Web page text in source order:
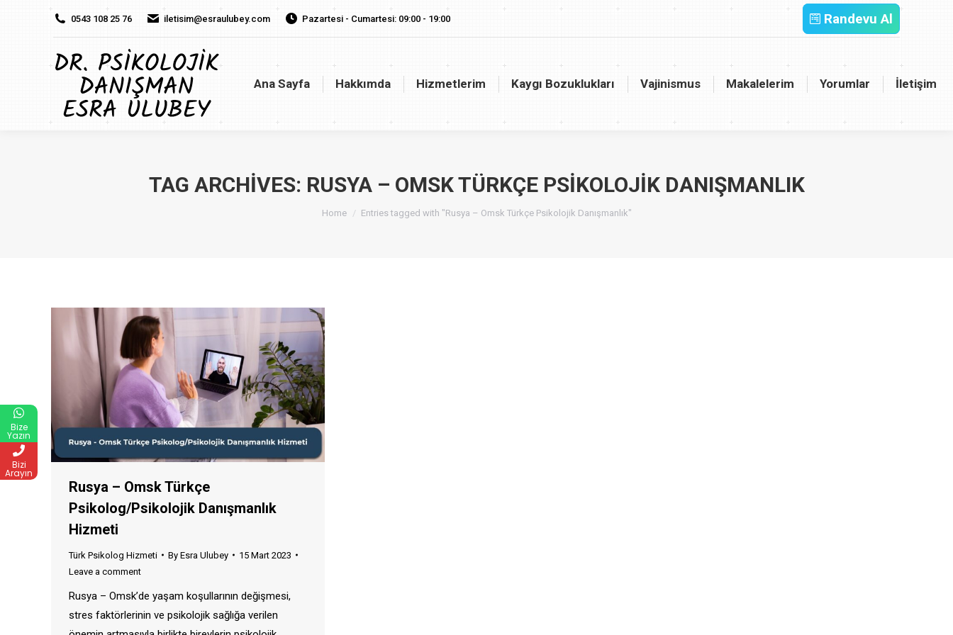
0543 108 25 76 iletisim@esraulubey.com Pazartesi - Cumartesi: 09:00 - 19:00 Randevu Al
Ana Sayfa Hakkımda Hizmetlerim Kaygı Bozuklukları Vajinismus Makalelerim Yorumlar İletişim
TAG ARCHIVES: RUSYA – OMSK TÜRKÇE PSIKOLOJIK DANIŞMANLIK
You are here:
Home Entries tagged with "Rusya – Omsk Türkçe Psikolojik Danışmanlık"
Rusya – Omsk Türkçe
Psikolog/Psikolojik Danışmanlık
Hizmeti
Türk Psikolog Hizmeti By Esra Ulubey
15 Mart 2023
Leave a comment
Rusya – Omsk’de yaşam koşullarının değişmesi,
stres faktörlerinin ve psikolojik sağlığa verilen
Bize
Yazın
Bizi
Arayın
Ana Sayfa Yorumlar İletişim